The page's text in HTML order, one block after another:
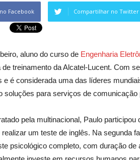
Facebook Compartilhar no Twitter
aluno do curso de Engenharia
treinamento da Alcatel-Lucent. Com
e é considerada uma das líderes
soluções para serviços de
pela multinacional, Paulo
um teste de inglês. Na segunda
psicológico completo, com duração